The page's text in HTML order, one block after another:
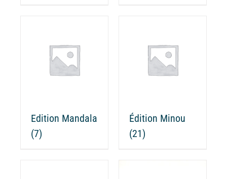
Edition Mandala
(7)
Édition Minou
(21)